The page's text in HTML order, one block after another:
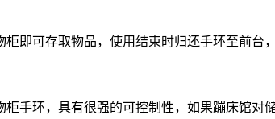
即可存取物品，使用结束时归还手环至前台
手环，具有很强的可控制性，如果蹦床馆对